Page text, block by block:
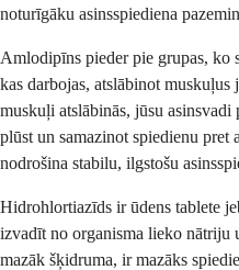
noturīgāku asinsspiediena
Amlodipīns pieder pie grupas, ko
kas darbojas, atslābinot muskuļus
muskuļi atslābinās, jūsu
plūst un samazinot spiedienu pret
nodrošina stabilu, ilgstošu
Hidrohlortiazīds ir ūdens tablete
izvadīt no organisma lieko nātriju
mazāk šķidruma, ir mazāks